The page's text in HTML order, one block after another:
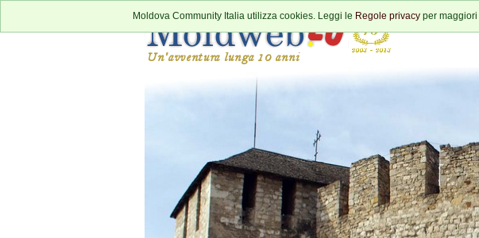
Moldova Community Italia utilizza cookies. Leggi le Regole privacy per